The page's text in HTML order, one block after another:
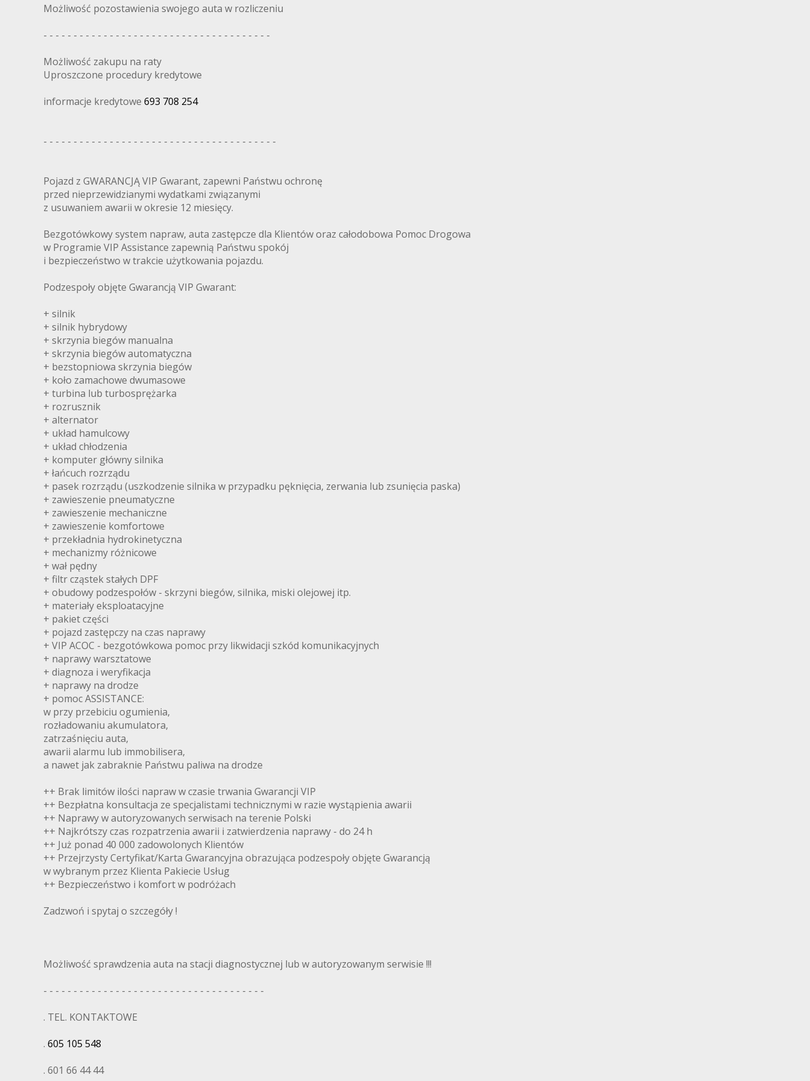
Możliwość pozostawienia swojego auta w rozliczeniu
- - - - - - - - - - - - - - - - - - - - - - - - - - - - - - - - - - - - - -
Możliwość zakupu na raty
Uproszczone procedury kredytowe
informacje kredytowe 693 708 254
- - - - - - - - - - - - - - - - - - - - - - - - - - - - - - - - - - - - - - -
Pojazd z GWARANCJĄ VIP Gwarant, zapewni Państwu ochronę
przed nieprzewidzianymi wydatkami związanymi
z usuwaniem awarii w okresie 12 miesięcy.
Bezgotówkowy system napraw, auta zastępcze dla Klientów oraz całodobowa Pomoc Drogowa
w Programie VIP Assistance zapewnią Państwu spokój
i bezpieczeństwo w trakcie użytkowania pojazdu.
Podzespoły objęte Gwarancją VIP Gwarant:
+ silnik
+ silnik hybrydowy
+ skrzynia biegów manualna
+ skrzynia biegów automatyczna
+ bezstopniowa skrzynia biegów
+ koło zamachowe dwumasowe
+ turbina lub turbosprężarka
+ rozrusznik
+ alternator
+ układ hamulcowy
+ układ chłodzenia
+ komputer główny silnika
+ łańcuch rozrządu
+ pasek rozrządu (uszkodzenie silnika w przypadku pęknięcia, zerwania lub zsunięcia paska)
+ zawieszenie pneumatyczne
+ zawieszenie mechaniczne
+ zawieszenie komfortowe
+ przekładnia hydrokinetyczna
+ mechanizmy różnicowe
+ wał pędny
+ filtr cząstek stałych DPF
+ obudowy podzespołów - skrzyni biegów, silnika, miski olejowej itp.
+ materiały eksploatacyjne
+ pakiet części
+ pojazd zastępczy na czas naprawy
+ VIP ACOC - bezgotówkowa pomoc przy likwidacji szkód komunikacyjnych
+ naprawy warsztatowe
+ diagnoza i weryfikacja
+ naprawy na drodze
+ pomoc ASSISTANCE:
w przy przebiciu ogumienia,
rozładowaniu akumulatora,
zatrzaśnięciu auta,
awarii alarmu lub immobilisera,
a nawet jak zabraknie Państwu paliwa na drodze
++ Brak limitów ilości napraw w czasie trwania Gwarancji VIP
++ Bezpłatna konsultacja ze specjalistami technicznymi w razie wystąpienia awarii
++ Naprawy w autoryzowanych serwisach na terenie Polski
++ Najkrótszy czas rozpatrzenia awarii i zatwierdzenia naprawy - do 24 h
++ Już ponad 40 000 zadowolonych Klientów
++ Przejrzysty Certyfikat/Karta Gwarancyjna obrazująca podzespoły objęte Gwarancją
w wybranym przez Klienta Pakiecie Usług
++ Bezpieczeństwo i komfort w podróżach
Zadzwoń i spytaj o szczegóły !
Możliwość sprawdzenia auta na stacji diagnostycznej lub w autoryzowanym serwisie !!!
- - - - - - - - - - - - - - - - - - - - - - - - - - - - - - - - - - - - -
. TEL. KONTAKTOWE
. 605 105 548
. 601 66 44 44